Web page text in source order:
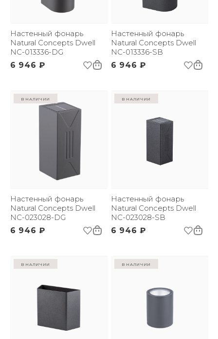
Настенный фонарь
Natural Concepts Dwell
NC-013336-DG
6 946 ₽
Настенный фонарь
Natural Concepts Dwell
NC-013336-SB
6 946 ₽
в наличии
Настенный фонарь
Natural Concepts Dwell
NC-023028-DG
6 946 ₽
в наличии
Настенный фонарь
Natural Concepts Dwell
NC-023028-SB
6 946 ₽
в наличии в наличии